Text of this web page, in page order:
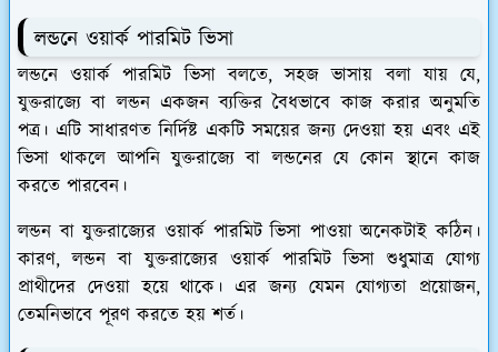
লন্ডনে ওয়ার্ক পারমিট ভিসা
লন্ডনে ওয়ার্ক পারমিট ভিসা বলতে, সহজ ভাসায় বলা যায় যে,
যুক্তরাজ্যে বা লন্ডন একজন ব্যক্তির বৈধভাবে কাজ করার অনুমতি
পত্র। এটি সাধারণত নির্দিষ্ট একটি সময়ের জন্য দেওয়া হয় এবং এই
ভিসা থাকলে আপনি যুক্তরাজ্যে বা লন্ডনের যে কোন স্থানে কাজ
করতে পারবেন।
লন্ডন বা যুক্তরাজ্যের ওয়ার্ক পারমিট ভিসা পাওয়া অনেকটাই কঠিন।
কারণ, লন্ডন বা যুক্তরাজ্যের ওয়ার্ক পারমিট ভিসা শুধুমাত্র যোগ্য
প্রাথীদের দেওয়া হয়ে থাকে। এর জন্য যেমন যোগ্যতা প্রয়োজন,
তেমনিভাবে পূরণ করতে হয় শর্ত।